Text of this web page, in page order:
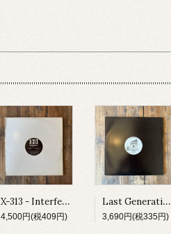
X-313 - Interferon EP
4,500円(税409円)
Last Generation - Spiritual Influence E.P.
3,690円(税335円)